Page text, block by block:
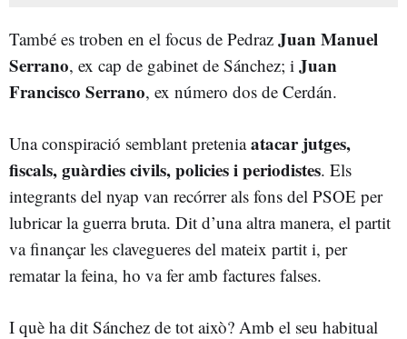
També es troben en el focus de Pedraz Juan Manuel
Serrano, ex cap de gabinet de Sánchez; i Juan
Francisco Serrano, ex número dos de Cerdán.
Una conspiració semblant preteniaatacar jutges,
fiscals, guàrdies civils, policies i periodistes. Els
integrants del nyap van recórrer als fons del PSOE per
lubricar la guerra bruta. Dit d’una altra manera, el partit
va finançar les clavegueres del mateix partit i, per
rematar la feina, ho va fer amb factures falses.
I què ha dit Sánchez de tot això? Amb el seu habitual